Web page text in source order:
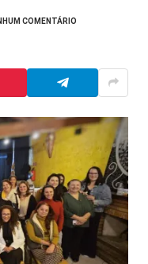
COMENTÁRIO